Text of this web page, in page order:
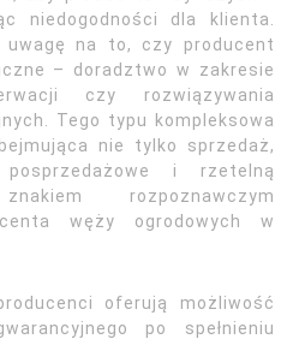
niedogodności dla klienta.
na to, czy producent
– doradztwo w zakresie
czy rozwiązywania
Tego typu kompleksowa
nie tylko sprzedaż,
i rzetelną
rozpoznawczym
węży ogrodowych w
oferują możliwość
po spełnieniu